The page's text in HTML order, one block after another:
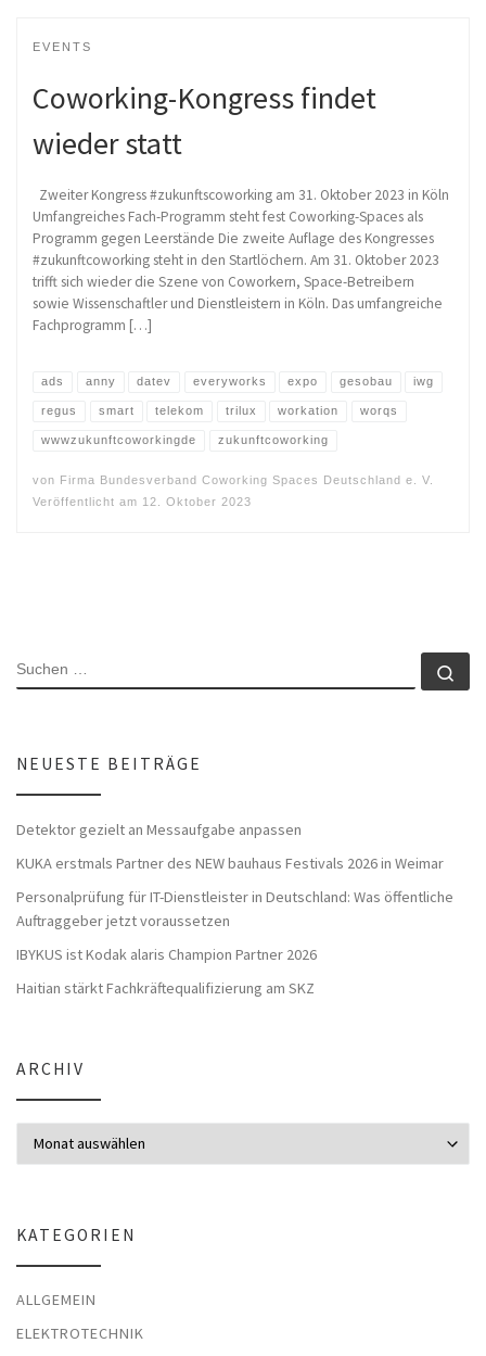
EVENTS
Coworking-Kongress findet
wieder statt
Zweiter Kongress #zukunftscoworking am 31. Oktober 2023 in Köln
Umfangreiches Fach-Programm steht fest Coworking-Spaces als
Programm gegen Leerstände Die zweite Auflage des Kongresses
#zukunftcoworking steht in den Startlöchern. Am 31. Oktober 2023
trifft sich wieder die Szene von Coworkern, Space-Betreibern
sowie Wissenschaftler und Dienstleistern in Köln. Das umfangreiche
Fachprogramm […]
ads anny datev everyworks expo gesobau iwg
regus smart telekom trilux workation worqs
wwwzukunftcoworkingde zukunftcoworking
von Firma Bundesverband Coworking Spaces Deutschland e. V.
Veröffentlicht am 12. Oktober 2023
SUCHE
NEUESTE BEITRÄGE
Detektor gezielt an Messaufgabe anpassen
KUKA erstmals Partner des NEW bauhaus Festivals 2026 in Weimar
Personalprüfung für IT-Dienstleister in Deutschland: Was öffentliche
Auftraggeber jetzt voraussetzen
IBYKUS ist Kodak alaris Champion Partner 2026
Haitian stärkt Fachkräftequalifizierung am SKZ
ARCHIV
KATEGORIEN
ALLGEMEIN
ELEKTROTECHNIK